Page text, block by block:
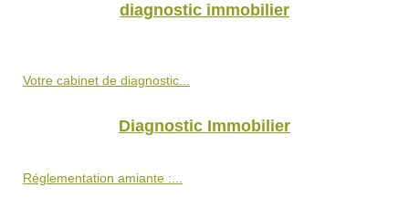
diagnostic immobilier
Votre cabinet de diagnostic...
Diagnostic Immobilier
Réglementation amiante :...